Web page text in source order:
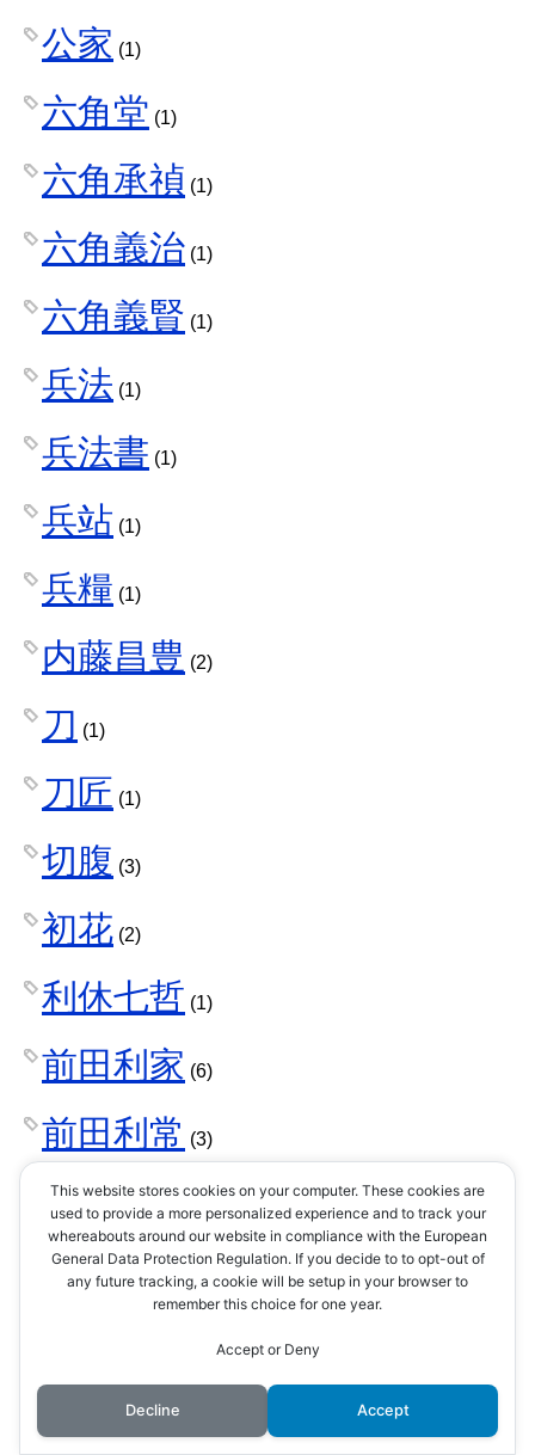
公家 (1)
六角堂 (1)
六角承禎 (1)
六角義治 (1)
六角義賢 (1)
兵法 (1)
兵法書 (1)
兵站 (1)
兵糧 (1)
内藤昌豊 (2)
刀 (1)
刀匠 (1)
切腹 (3)
初花 (2)
利休七哲 (1)
前田利家 (6)
前田利常 (3)
前田利長(3)
前田家(4)
(1)
This website stores cookies on your computer. These cookies are
used to provide a more personalized experience and to track your
whereabouts around our website in compliance with the European
General Data Protection Regulation. If you decide to to opt-out of
any future tracking, a cookie will be setup in your browser to
remember this choice for one year.
Accept or Deny
Decline Accept